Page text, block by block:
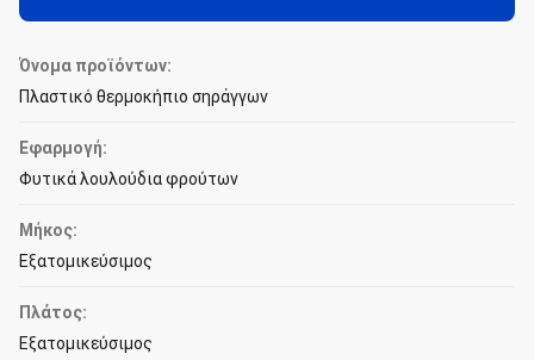
Όνομα προϊόντων:
Πλαστικό θερμοκήπιο σηράγγων
Εφαρμογή:
Φυτικά λουλούδια φρούτων
Μήκος:
Εξατομικεύσιμος
Πλάτος:
Εξατομικεύσιμος